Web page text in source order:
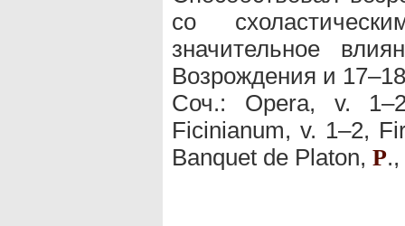
со
значительное
Возрождения и
Соч.: Opera, v.
Ficinianum, v. 1–2,
Banquet de Platon, P